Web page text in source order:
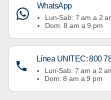
WhatsApp
Lun-Sab: 7 am a 2
Dom: 8 am a 9 pm
Línea UNITEC: 800
Lun-Sab: 7 am a 2
Dom: 8 am a 9 pm